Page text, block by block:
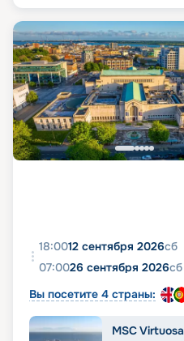
18:0012 сентября 2026сб
07:0026 сентября 2026сб
Вы посетите 4 страны:
MSC Virtuosa